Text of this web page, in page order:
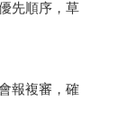
先順序，草
報複審，確